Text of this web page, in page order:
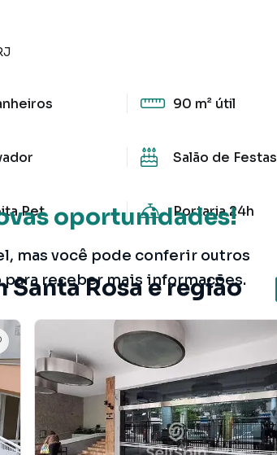
oportunidades!
mas você pode conferir outros
receber mais informações.
90 m² útil
Salão de Festas
Pet Portaria 24h
Rosa e região